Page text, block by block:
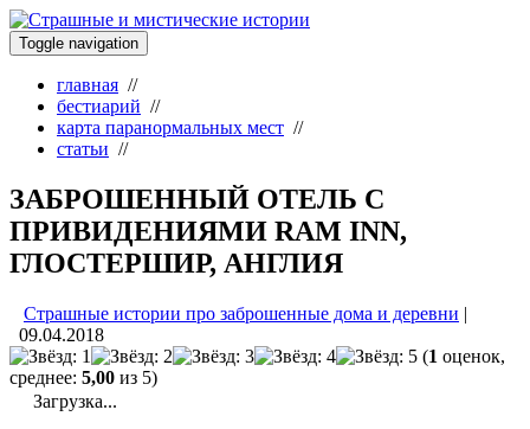
Toggle navigation
главная //
бестиарий //
карта паранормальных мест //
статьи //
ЗАБРОШЕННЫЙ ОТЕЛЬ С
ПРИВИДЕНИЯМИ RAM INN,
ГЛОСТЕРШИР, АНГЛИЯ
Страшные истории про заброшенные дома и деревни |
09.04.2018
(1 оценок,
среднее: 5,00 из 5)
Загрузка...